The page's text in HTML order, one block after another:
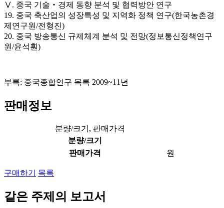
Ⅴ. 중국 기술‧경제 동향 분석 및 협력방안 연구
19. 중국 축산업의 성장특성 및 지역화 정책 연구(한국농촌경
제연구원/전형진)
20. 중국 방송통신 규제체계 분석 및 전망(정보통신정책연구
원/윤석훤)
부록: 중국종합연구 목록 2009~11년
판매정보
분량/크기, 판매가격
분량/크기
판매가격
원
구매하기 목록
같은 주제의 보고서